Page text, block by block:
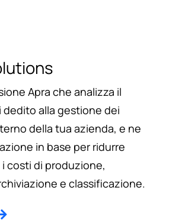
Apra che analizza il
dedito alla gestione dei
della tua azienda, e ne
in base per ridurre
costi di produzione,
e classificazione.